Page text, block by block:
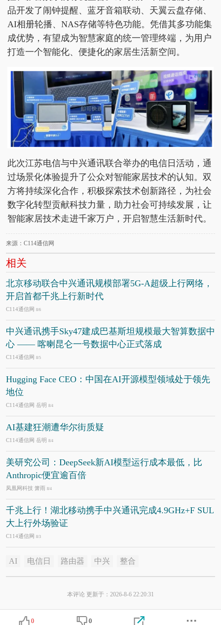
品开发了闹钟提醒、蓝牙音箱联动、天翼云盘存储、
AI相册轮播、NAS存储等特色功能。凭借其多功能集
成优势，有望成为智慧家庭的统一管理终端，为用户
打造一个智能化、便捷化的家居生活新空间。
此次江苏电信与中兴通讯联合举办的电信日活动，通
过场景化体验提升了公众对智能家居技术的认知。双
方将持续深化合作，积极探索技术创新路径，为社会
数字化转型贡献科技力量，助力社会可持续发展，让
智能家居技术走进千家万户，开启智慧生活新时代。
来源：C114通信网
相关
北京移动联合中兴通讯规模部署5G-A超级上行网络，
开启首都千兆上行新时代
C114通信网 8/6
中兴通讯携手Sky47建成巴基斯坦规模最大智算数据中
心 —— 喀喇昆仑一号数据中心正式落成
C114通信网 8/5
Hugging Face CEO：中国在AI开源模型领域处于领先
地位
C114通信网 岳明 8/4
AI基建狂潮遭华尔街质疑
C114通信网 岳明 8/4
美研究公司：DeepSeek新AI模型运行成本最低，比
Anthropic便宜逾百倍
凤凰网科技 箫雨 8/4
千兆上行！湖北移动携手中兴通讯完成4.9GHz+F SUL
大上行外场验证
C114通信网 8/3
AI 电信日 路由器 中兴 整合
本评论 更新于：2026-8-6 22:20:31
0 0